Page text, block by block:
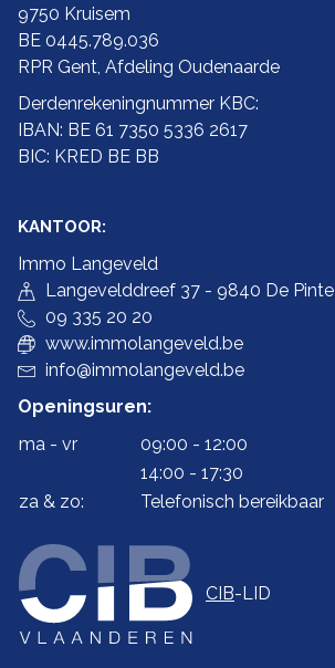
9750 Kruisem
BE 0445.789.036
RPR Gent, Afdeling Oudenaarde
Derdenrekeningnummer KBC:
IBAN: BE 61 7350 5336 2617
BIC: KRED BE BB
KANTOOR:
Immo Langeveld
Langevelddreef 37 - 9840 De Pinte
09 335 20 20
www.immolangeveld.be
info@immolangeveld.be
Openingsuren:
ma - vr
09:00 - 12:00
14:00 - 17:30
za & zo:
Telefonisch bereikbaar
CIB-LID